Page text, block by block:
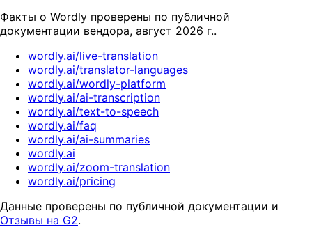
Факты о Wordly проверены по публичной
документации вендора, август 2026 г..
wordly.ai/live-translation
wordly.ai/translator-languages
wordly.ai/wordly-platform
wordly.ai/ai-transcription
wordly.ai/text-to-speech
wordly.ai/faq
wordly.ai/ai-summaries
wordly.ai
wordly.ai/zoom-translation
wordly.ai/pricing
Данные проверены по публичной документации и
Отзывы на G2.